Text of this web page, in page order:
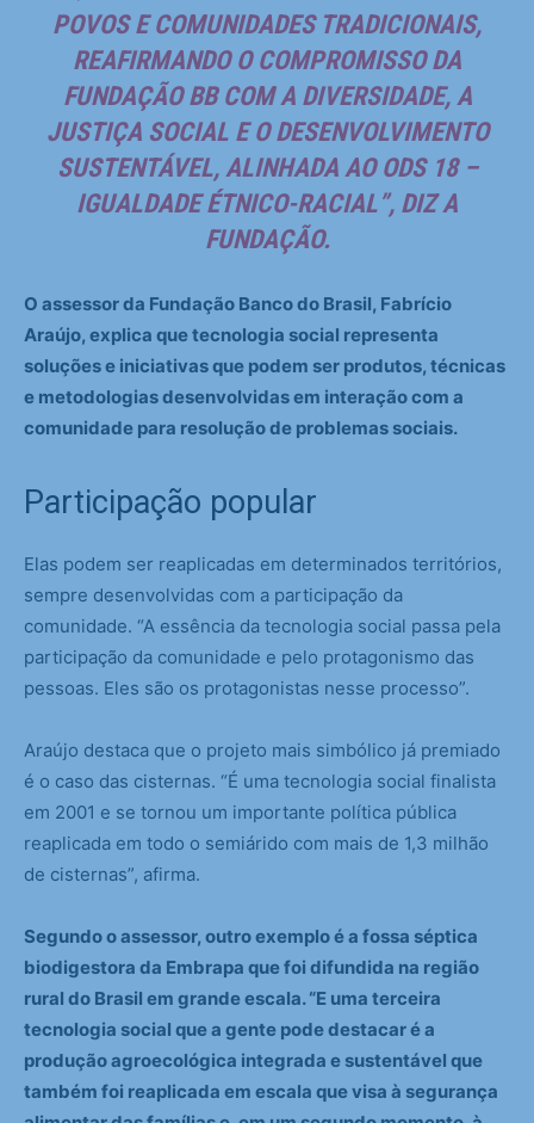
POVOS E COMUNIDADES TRADICIONAIS,
REAFIRMANDO O COMPROMISSO DA
FUNDAÇÃO BB COM A DIVERSIDADE, A
JUSTIÇA SOCIAL E O DESENVOLVIMENTO
SUSTENTÁVEL, ALINHADA AO ODS 18 –
IGUALDADE ÉTNICO-RACIAL”, DIZ A
FUNDAÇÃO.
O assessor da Fundação Banco do Brasil, Fabrício
Araújo, explica que tecnologia social representa
soluções e iniciativas que podem ser produtos, técnicas
e metodologias desenvolvidas em interação com a
comunidade para resolução de problemas sociais.
Participação popular
Elas podem ser reaplicadas em determinados territórios,
sempre desenvolvidas com a participação da
comunidade. “A essência da tecnologia social passa pela
participação da comunidade e pelo protagonismo das
pessoas. Eles são os protagonistas nesse processo”.
Araújo destaca que o projeto mais simbólico já premiado
é o caso das cisternas. “É uma tecnologia social finalista
em 2001 e se tornou um importante política pública
reaplicada em todo o semiárido com mais de 1,3 milhão
de cisternas”, afirma.
Segundo o assessor, outro exemplo é a fossa séptica
biodigestora da Embrapa que foi difundida na região
rural do Brasil em grande escala. “E uma terceira
tecnologia social que a gente pode destacar é a
produção agroecológica integrada e sustentável que
também foi reaplicada em escala que visa à segurança